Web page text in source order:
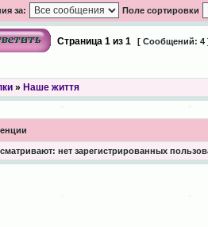
за: Поле сортировки
Страница 1из 1 [ Сообщений: 4
» Наше життя
нет зарегистрированных